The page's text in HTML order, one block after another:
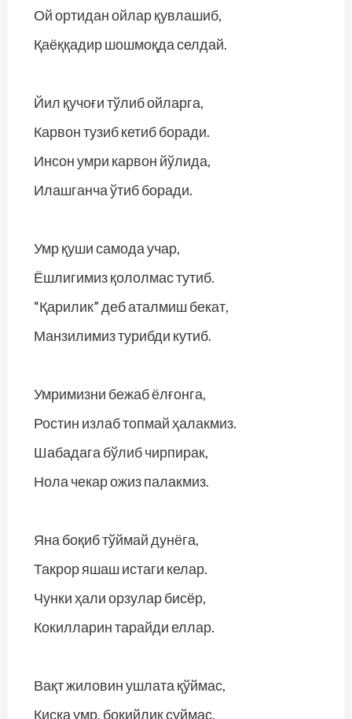
Ой ортидан ойлар қувлашиб,
Қаёққадир шошмоқда селдай.
Йил қучоғи тўлиб ойларга,
Карвон тузиб кетиб боради.
Инсон умри карвон йўлида,
Илашганча ўтиб боради.
Умр қуши самода учар,
Ёшлигимиз қололмас тутиб.
“Қарилик” деб аталмиш бекат,
Манзилимиз турибди кутиб.
Умримизни бежаб ёлғонга,
Ростин излаб топмай ҳалакмиз.
Шабадага бўлиб чирпирак,
Нола чекар ожиз палакмиз.
Яна боқиб тўймай дунёга,
Такрор яшаш истаги келар.
Чунки ҳали орзулар бисёр,
Кокилларин тарайди еллар.
Вақт жиловин ушлата қўймас,
Қисқа умр, боқийлик суймас.